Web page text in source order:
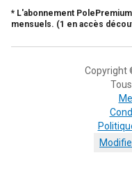
* L'abonnement
mensuels. (1 en accès
Copyright